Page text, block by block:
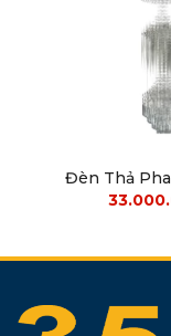
Đèn Thả